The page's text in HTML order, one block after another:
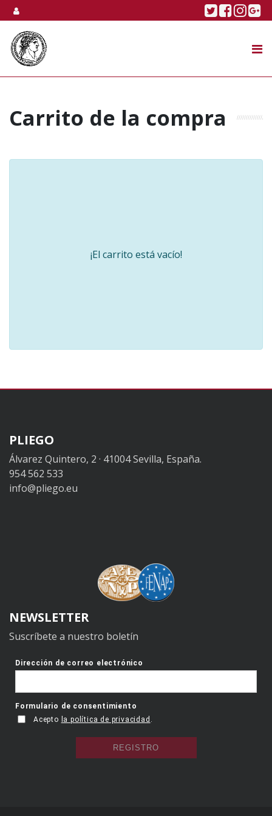
Skip to content Twitter
Carrito de la compra
¡El carrito está vacío!
PLIEGO
Álvarez Quintero, 2 · 41004 Sevilla, España.
954 562 533
info@pliego.eu
NEWSLETTER
Suscríbete a nuestro boletín
TIENDA ONLINE
NOSOTROS